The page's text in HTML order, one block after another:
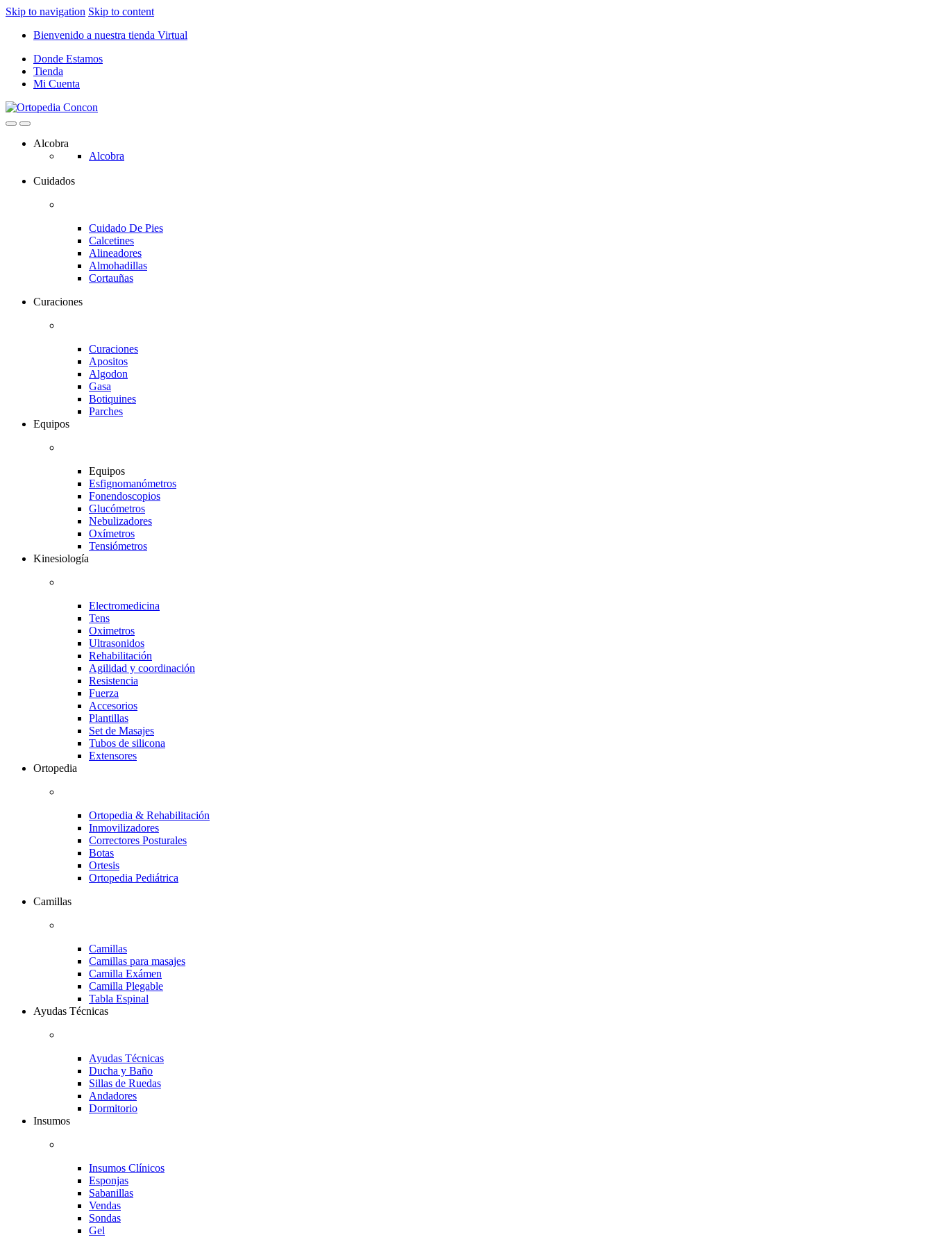
Skip to navigation Skip to content
Bienvenido a nuestra tienda Virtual
Donde Estamos
Tienda
Mi Cuenta
Alcobra
Alcobra
Cuidados
Cuidado De Pies
Calcetines
Alineadores
Almohadillas
Cortauñas
Curaciones
Curaciones
Apositos
Algodon
Gasa
Botiquines
Parches
Equipos
Equipos
Esfignomanómetros
Fonendoscopios
Glucómetros
Nebulizadores
Oxímetros
Tensiómetros
Kinesiología
Electromedicina
Tens
Oximetros
Ultrasonidos
Rehabilitación
Agilidad y coordinación
Resistencia
Fuerza
Accesorios
Plantillas
Set de Masajes
Tubos de silicona
Extensores
Ortopedia
Ortopedia & Rehabilitación
Inmovilizadores
Correctores Posturales
Botas
Ortesis
Ortopedia Pediátrica
Camillas
Camillas
Camillas para masajes
Camilla Exámen
Camilla Plegable
Tabla Espinal
Ayudas Técnicas
Ayudas Técnicas
Ducha y Baño
Sillas de Ruedas
Andadores
Dormitorio
Insumos
Insumos Clínicos
Esponjas
Sabanillas
Vendas
Sondas
Gel